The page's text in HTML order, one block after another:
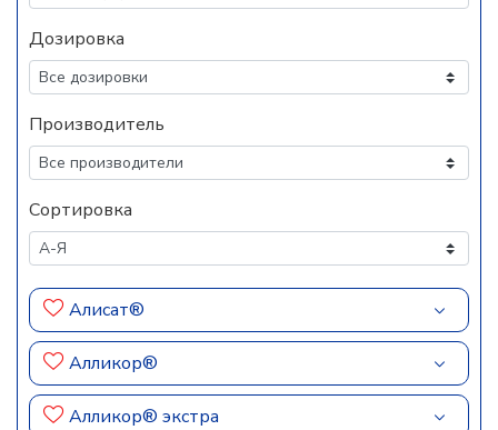
Дозировка
Производитель
Сортировка
Алисат®
Алликор®
Алликор® экстра